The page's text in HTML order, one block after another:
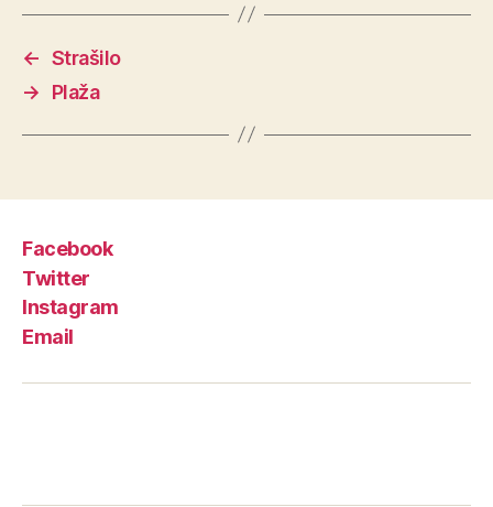
← Strašilo
→
Plaža
Facebook
Twitter
Instagram
Email